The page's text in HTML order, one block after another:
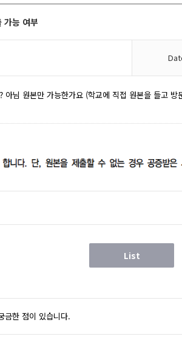
가능 여부
아님 원본만 가능한가요 (학교에 직접 원본을 들고
List
금한 점이 있습니다.